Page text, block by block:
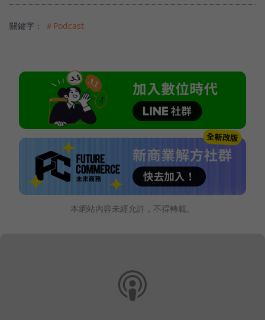
關鍵字： ＃Podcast
本網站內容未經允許，不得轉載。